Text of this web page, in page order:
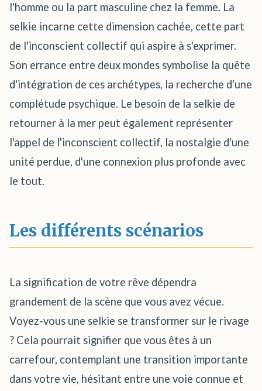
l'homme ou la part masculine chez la femme. La
selkie incarne cette dimension cachée, cette part
de l'inconscient collectif qui aspire à s'exprimer.
Son errance entre deux mondes symbolise la quête
d'intégration de ces archétypes, la recherche d'une
complétude psychique. Le besoin de la selkie de
retourner à la mer peut également représenter
l'appel de l'inconscient collectif, la nostalgie d'une
unité perdue, d'une connexion plus profonde avec
le tout.
Les différents scénarios
La signification de votre rêve dépendra
grandement de la scène que vous avez vécue.
Voyez-vous une selkie se transformer sur le rivage
? Cela pourrait signifier que vous êtes à un
carrefour, contemplant une transition importante
dans votre vie, hésitant entre une voie connue et